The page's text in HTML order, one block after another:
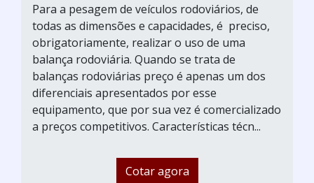
Para a pesagem de veículos rodoviários, de
todas as dimensões e capacidades, é preciso,
obrigatoriamente, realizar o uso de uma
balança rodoviária. Quando se trata de
balanças rodoviárias preço é apenas um dos
diferenciais apresentados por esse
equipamento, que por sua vez é comercializado
a preços competitivos. Características técn...
Cotar agora